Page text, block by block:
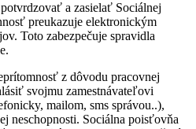
a zasielať Sociálnej
preukazuje elektronickým
Toto zabezpečuje spravidla
z dôvodu pracovnej
svojmu zamestnávateľovi
mailom, sms správou..),
neschopnosti. Sociálna poisťovňa